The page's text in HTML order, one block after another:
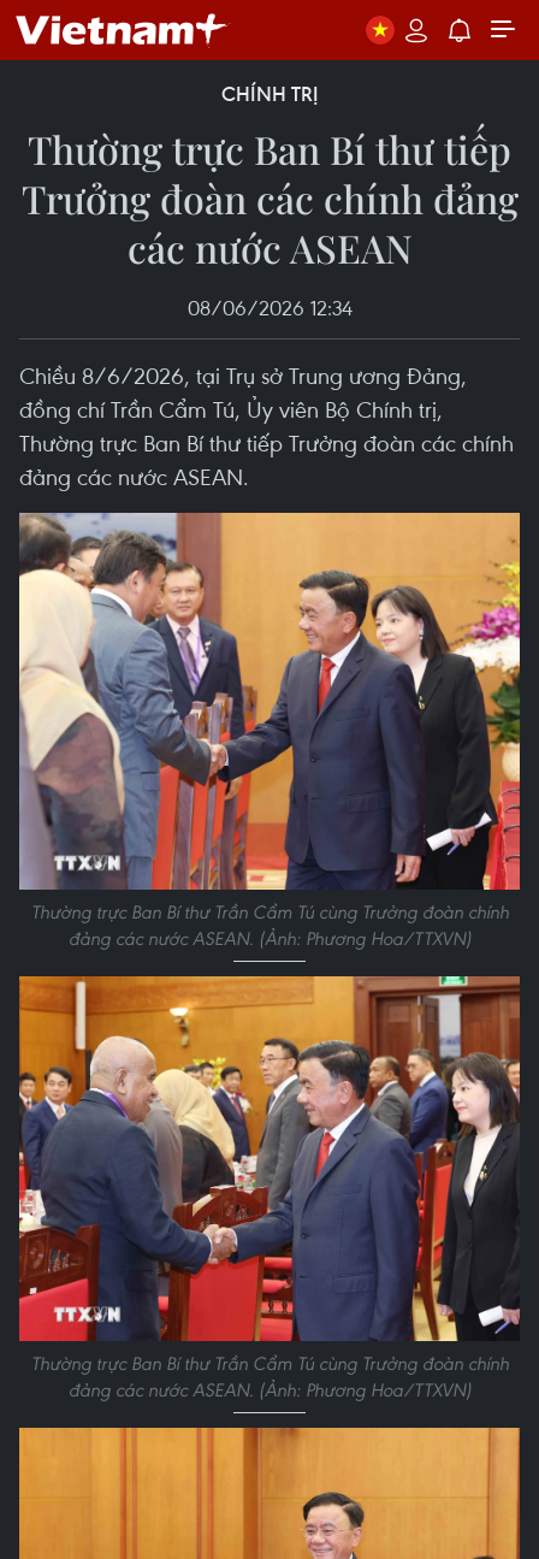
CHÍNH TRỊ
Thường trực Ban Bí thư tiếp
Trưởng đoàn các chính đảng
các nước ASEAN
08/06/2026 12:34
Chiều 8/6/2026, tại Trụ sở Trung ương Đảng,
đồng chí Trần Cẩm Tú, Ủy viên Bộ Chính trị,
Thường trực Ban Bí thư tiếp Trưởng đoàn các chính
đảng các nước ASEAN.
Thường trực Ban Bí thư Trần Cẩm Tú cùng Trưởng đoàn chính
đảng các nước ASEAN. (Ảnh: Phương Hoa/TTXVN)
Thường trực Ban Bí thư Trần Cẩm Tú cùng Trưởng đoàn chính
đảng các nước ASEAN. (Ảnh: Phương Hoa/TTXVN)